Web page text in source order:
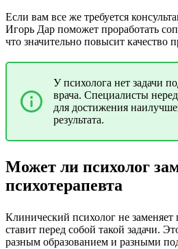
Если вам все же требуется
Игорь Дар поможет проработать
что значительно повысит качество
У психолога нет задачи
врача. Специалисты
для достижения
результата.
Может ли психолог
психотерапевта
Клинический психолог не заменяет
ставит перед собой такой задачи.
разным образованием и разными